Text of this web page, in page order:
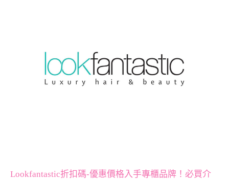
Lookfantastic折扣碼-優惠價格入手專櫃品牌！必買介